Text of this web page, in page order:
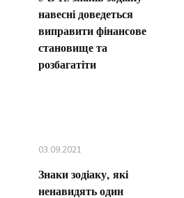
навесні доведеться
виправити фінансове
становище та
розбагатіти
03.09.2021
Знаки зодіаку, які
ненавидять один